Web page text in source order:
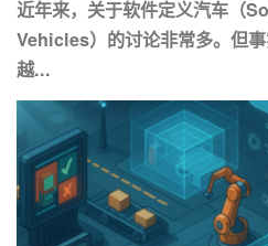
近年来，关于软件定义汽车（
Vehicles）的讨论非常多。但
越...